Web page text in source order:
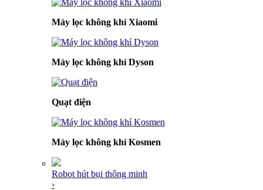
Máy lọc không khí Xiaomi
Máy lọc không khí Dyson
Quạt điện
Máy lọc không khí Kosmen
Robot hút bụi thông minh
›